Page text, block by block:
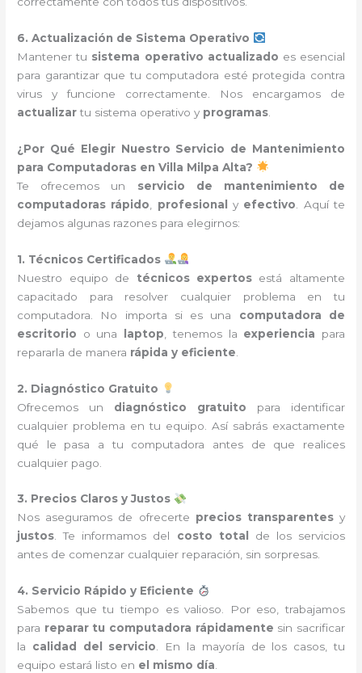
6. Actualización de Sistema Operativo
Mantener tu sistema operativo actualizado es esencial
para garantizar que tu computadora esté protegida contra
virus y funcione correctamente. Nos encargamos de
actualizartu sistema operativo y programas
¿Por Qué Elegir Nuestro Servicio de Mantenimiento
para Computadoras en Villa Milpa Alta?
Te ofrecemos un servicio de mantenimiento de
computadoras rápido profesional y efectivo . Aquí te
dejamos algunas razones para elegirnos:
1. Técnicos Certificados
Nuestro equipo de técnicos expertosestá altamente
capacitado para resolver cualquier problema en tu
computadora. No importa si es una computadora de
escritorio o una laptop , tenemos la experiencia para
repararla de manera rápida y eficiente
2. Diagnóstico Gratuito
Ofrecemos un diagnóstico gratuito para identificar
cualquier problema en tu equipo. Así sabrás exactamente
qué le pasa a tu computadora antes de que realices
cualquier pago.
3. Precios Claros y Justos
Nos aseguramos de ofrecerte precios transparentesy
justos. Te informamos del costo total
de los servicios
antes de comenzar cualquier reparación, sin sorpresas.
4. Servicio Rápido y Eficiente
Sabemos que tu tiempo es valioso. Por eso, trabajamos
para reparar tu computadora rápidamente sin sacrificar
la calidad del servicio. En la mayoría de los casos, tu
equipo estará listo en el mismo día.